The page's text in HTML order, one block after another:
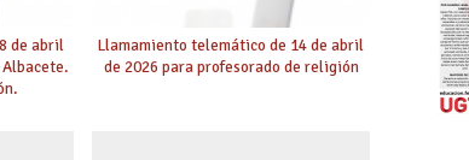
de abril
Llamamiento telemático de 14 de abril
de 2026 para profesorado de religión